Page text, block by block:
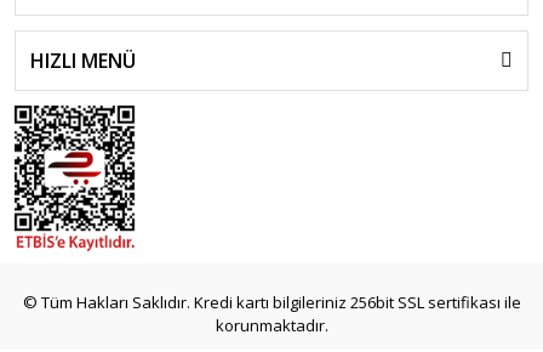
HIZLI MENÜ
© Tüm Hakları Saklıdır. Kredi kartı bilgileriniz 256bit SSL sertifikası ile
korunmaktadır.